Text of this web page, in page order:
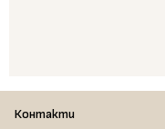
Контакти